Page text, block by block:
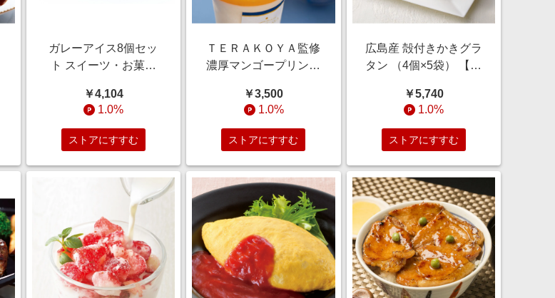
ガレーアイス8個セッ
ト スイーツ・お菓子
￥4,104
1.0%
ストアにすすむ
ＴＥＲＡＫＯＹＡ監修
濃厚マンゴープリン６
￥3,500
1.0%
ストアにすすむ
広島産 殻付きかきグラ
タン （4個×5袋） 【通
￥5,740
1.0%
ストアにすすむ